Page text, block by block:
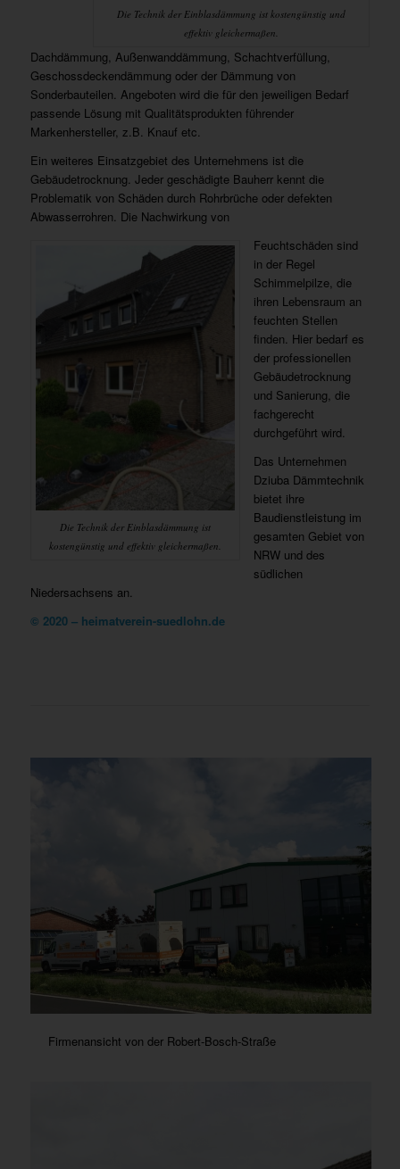
Die Technik der Einblasdämmung ist kostengünstig und
effektiv gleichermaßen.
Dachdämmung, Außenwanddämmung, Schachtverfüllung,
Geschossdeckendämmung oder der Dämmung von
Sonderbauteilen. Angeboten wird die für den jeweiligen Bedarf
passende Lösung mit Qualitätsprodukten führender
Markenhersteller, z.B. Knauf etc.
Ein weiteres Einsatzgebiet des Unternehmens ist die
Gebäudetrocknung. Jeder geschädigte Bauherr kennt die
Problematik von Schäden durch Rohrbrüche oder defekten
Abwasserrohren. Die Nachwirkung von
Die Technik der Einblasdämmung ist
kostengünstig und effektiv gleichermaßen.
Feuchtschäden sind
in der Regel
Schimmelpilze, die
ihren Lebensraum an
feuchten Stellen
finden. Hier bedarf es
der professionellen
Gebäudetrocknung
und Sanierung, die
fachgerecht
durchgeführt wird.
Das Unternehmen
Dziuba Dämmtechnik
bietet ihre
Baudienstleistung im
gesamten Gebiet von
NRW und des
südlichen
Niedersachsens an.
© 2020 – heimatverein-suedlohn.de
Firmenansicht von der Robert-Bosch-Straße